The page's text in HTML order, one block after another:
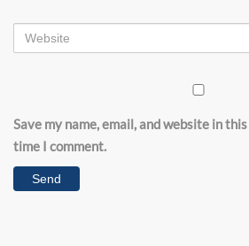
Save my name, email, and website in
time I comment.